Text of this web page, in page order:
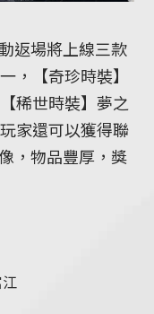
返場將上線三款
，【奇珍時裝】
稀世時裝】夢之
家還可以獲得聯
，物品豐厚，獎
江